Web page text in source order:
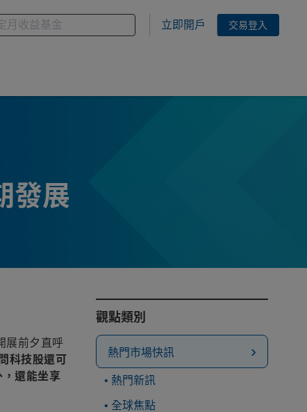
想搜尋的基金關鍵字
立即開戶 交易登入
發展
展前夕直呼
科技股還可
還能坐享
觀點類別
熱門市場快訊
熱門新訊
全球焦點